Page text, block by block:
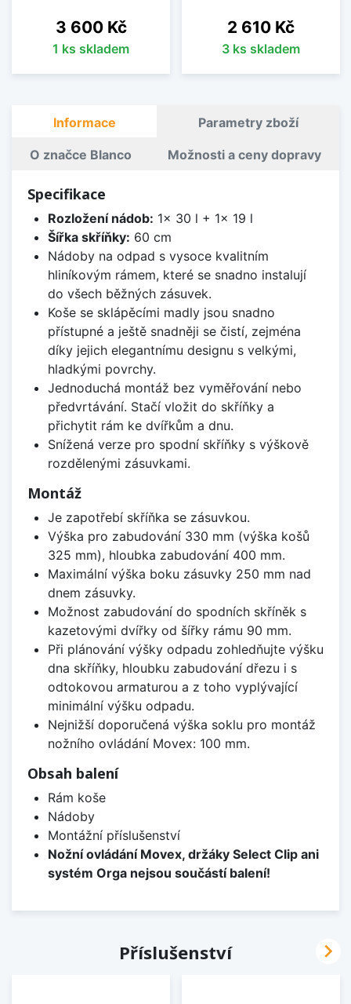
Cena
3 600 Kč
1 ks skladem
Cena
2 610 Kč
3 ks skladem
Informace Parametry zboží
O značce Blanco Možnosti a ceny dopravy
Specifikace
Rozložení nádob: 1x 30 l + 1x 19 l
Šířka skříňky: 60 cm
Nádoby na odpad s vysoce kvalitním
hliníkovým rámem, které se snadno instalují
do všech běžných zásuvek.
Koše se sklápěcími madly jsou snadno
přístupné a ještě snadněji se čistí, zejména
díky jejich elegantnímu designu s velkými,
hladkými povrchy.
Jednoduchá montáž bez vyměřování nebo
předvrtávání. Stačí vložit do skříňky a
přichytit rám ke dvířkům a dnu.
Snížená verze pro spodní skříňky s výškově
rozdělenými zásuvkami.
Montáž
Je zapotřebí skříňka se zásuvkou.
Výška pro zabudování 330 mm (výška košů
325 mm), hloubka zabudování 400 mm.
Maximální výška boku zásuvky 250 mm nad
dnem zásuvky.
Možnost zabudování do spodních skříněk s
kazetovými dvířky od šířky rámu 90 mm.
Při plánování výšky odpadu zohledňujte výšku
dna skříňky, hloubku zabudování dřezu i s
odtokovou armaturou a z toho vyplývající
minimální výšku odpadu.
Nejnižší doporučená výška soklu pro montáž
nožního ovládání Movex: 100 mm.
Obsah balení
Rám koše
Nádoby
Montážní příslušenství
Nožní ovládání Movex, držáky Select Clip ani
systém Orga nejsou součástí balení!
Příslušenství 